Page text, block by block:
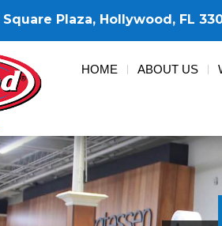
Plaza,Hollywood, FL
HOME ABOUT US